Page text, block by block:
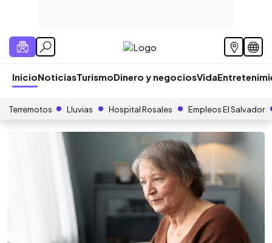
InicioNoticiasTurismoDinero y negociosVida
Terremotos Lluvias Hospital Rosales Empleos El Salvador